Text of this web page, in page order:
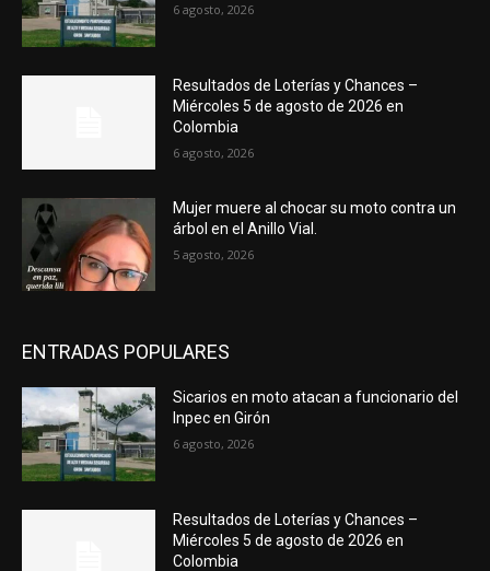
6 agosto, 2026
Resultados de Loterías y Chances –
Miércoles 5 de agosto de 2026 en
Colombia
6 agosto, 2026
Mujer muere al chocar su moto contra un
árbol en el Anillo Vial.
5 agosto, 2026
ENTRADAS POPULARES
Sicarios en moto atacan a funcionario del
Inpec en Girón
6 agosto, 2026
Resultados de Loterías y Chances –
Miércoles 5 de agosto de 2026 en
Colombia